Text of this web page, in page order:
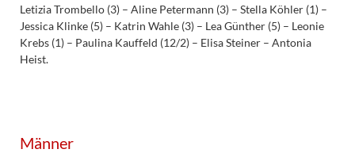
Letizia Trombello (3) – Aline Petermann (3) – Stella Köhler (1) –
Jessica Klinke (5) – Katrin Wahle (3) – Lea Günther (5) – Leonie
Krebs (1) – Paulina Kauffeld (12/2) – Elisa Steiner – Antonia
Heist.
Männer